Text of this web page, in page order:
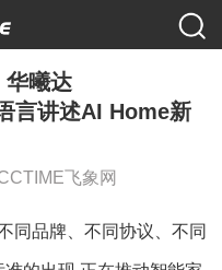
华曦达
言讲述AI Home新
飞象网
同品牌、不同协议、不同